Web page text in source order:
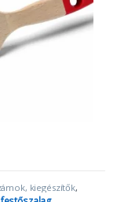
kiegészítők,